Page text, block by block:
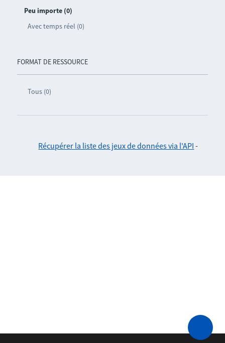
Peu importe (0)
Avec temps réel (0)
FORMAT DE RESSOURCE
Tous (0)
Récupérer la liste des jeux de données via l'API -